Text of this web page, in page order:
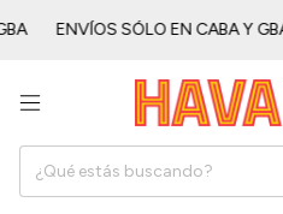
ㅤ ENVÍOS SÓLO EN CABA Y GBAㅤㅤㅤㅤㅤ